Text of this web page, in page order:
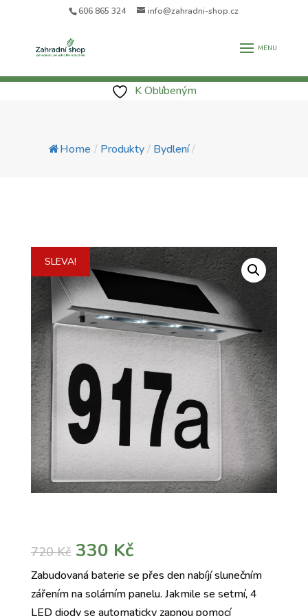
606 865 324 info@zahradni-shop.cz
K Oblíbeným
Home / Produkty/ Bydlení/
SLEVA!
720Kč Původní
cena
byla:
720 Kč.
330 KčAktuální
cena
je:
330 Kč.
Zabudovaná baterie se přes den nabíjí slunečním
zářením na solárním panelu. Jakmile se setmí, 4
LED diody se automaticky zapnou pomocí